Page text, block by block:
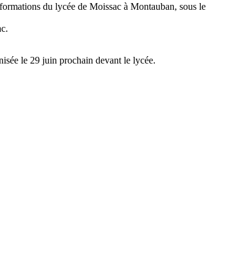
du lycée de Moissac à Montauban, sous le
le 29 juin prochain devant le lycée.